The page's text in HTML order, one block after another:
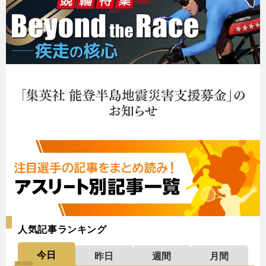
人気記事ランキング
今日 昨日 週間 月間